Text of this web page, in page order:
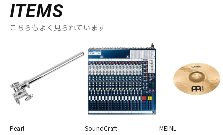
ITEMS
こちらもよく見られています
Pearl
SoundCraft
MEINL